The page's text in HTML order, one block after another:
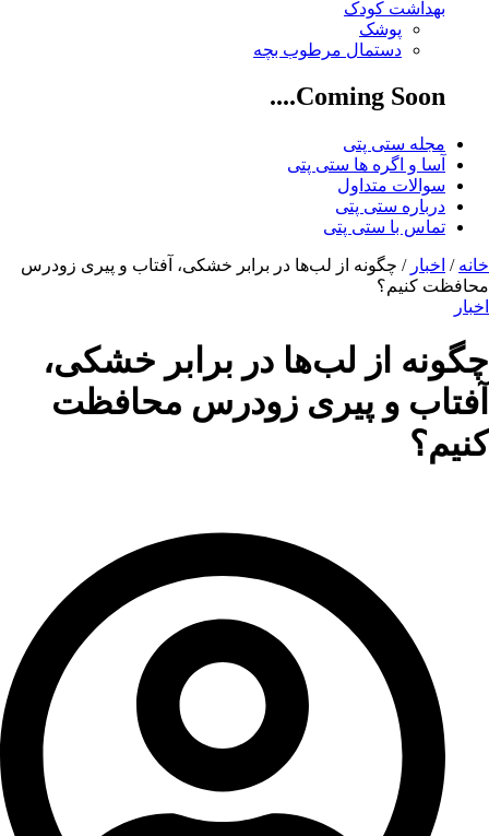
بهداشت کودک
پوشک
دستمال مرطوب بچه
Coming Soon....
مجله ستی پتی
آسا و اگره ها ستی پتی
سوالات متداول
درباره ستی پتی
تماس با ستی پتی
خانه / اخبار / چگونه از لب‌ها در برابر خشکی، آفتاب و پیری زودرس
محافظت کنیم؟
اخبار
چگونه از لب‌ها در برابر خشکی،
آفتاب و پیری زودرس محافظت
کنیم؟